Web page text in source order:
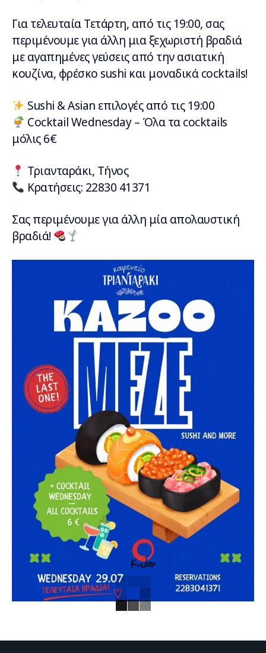
Για τελευταία Τετάρτη, από τις 19:00, σας
περιμένουμε για άλλη μια ξεχωριστή βραδιά
με αγαπημένες γεύσεις από την ασιατική
κουζίνα, φρέσκο sushi και μοναδικά cocktails!
Sushi & Asian επιλογές από τις 19:00
Cocktail Wednesday – Όλα τα cocktails
μόλις 6€
Τριανταράκι, Τήνος
Κρατήσεις: 22830 41371
Σας περιμένουμε για άλλη μία απολαυστική
βραδιά!